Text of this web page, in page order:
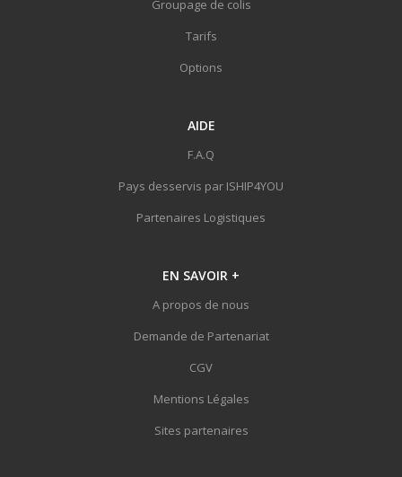
Groupage de colis
Tarifs
Options
AIDE
F.A.Q
Pays desservis par ISHIP4YOU
Partenaires Logistiques
EN SAVOIR +
A propos de nous
Demande de Partenariat
CGV
Mentions Légales
Sites partenaires